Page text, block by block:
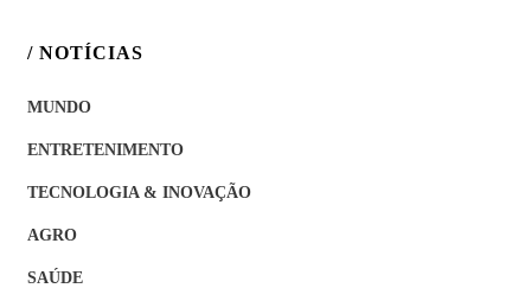
/ NOTÍCIAS
MUNDO
ENTRETENIMENTO
TECNOLOGIA & INOVAÇÃO
AGRO
SAÚDE